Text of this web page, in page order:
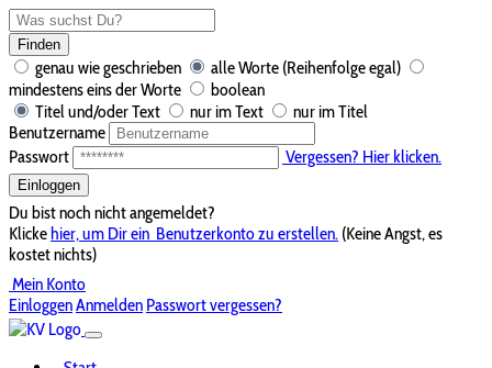
Finden
genau wie geschrieben
alle Worte (Reihenfolge egal)
mindestens eins der Worte
boolean
Titel und/oder Text
nur im Text
nur im Titel
Benutzername
Passwort
Vergessen? Hier klicken.
Einloggen
Du bist noch nicht angemeldet?
Klickehier, um Dir ein Benutzerkonto zu erstellen. (Keine Angst, es
kostet nichts)
Mein Konto
EinloggenAnmelden Passwort vergessen?